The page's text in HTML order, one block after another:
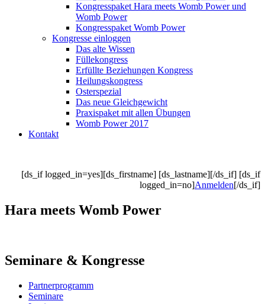
Kongresspaket Hara meets Womb Power und
Womb Power
Kongresspaket Womb Power
Kongresse einloggen
Das alte Wissen
Füllekongress
Erfüllte Beziehungen Kongress
Heilungskongress
Osterspezial
Das neue Gleichgewicht
Praxispaket mit allen Übungen
Womb Power 2017
Kontakt
[ds_if logged_in=yes][ds_firstname] [ds_lastname][/ds_if] [ds_if
logged_in=no]Anmelden[/ds_if]
Hara meets Womb Power
Seminare & Kongresse
Partnerprogramm
Seminare